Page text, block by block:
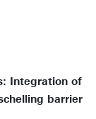
Integration of
barrier